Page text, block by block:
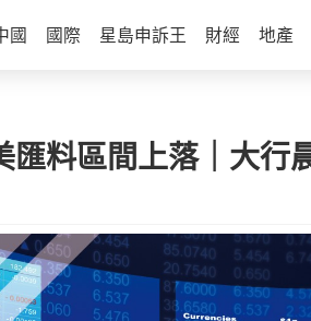
國 國際 星島申訴王 財經 地產
匯料區間上落｜大行